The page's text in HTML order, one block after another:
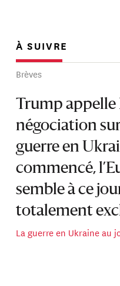
À SUIVRE
Brèves
Trump appelle
négociation
guerre en
commencé,
semble à ce
totalement
La guerre en Ukraine au